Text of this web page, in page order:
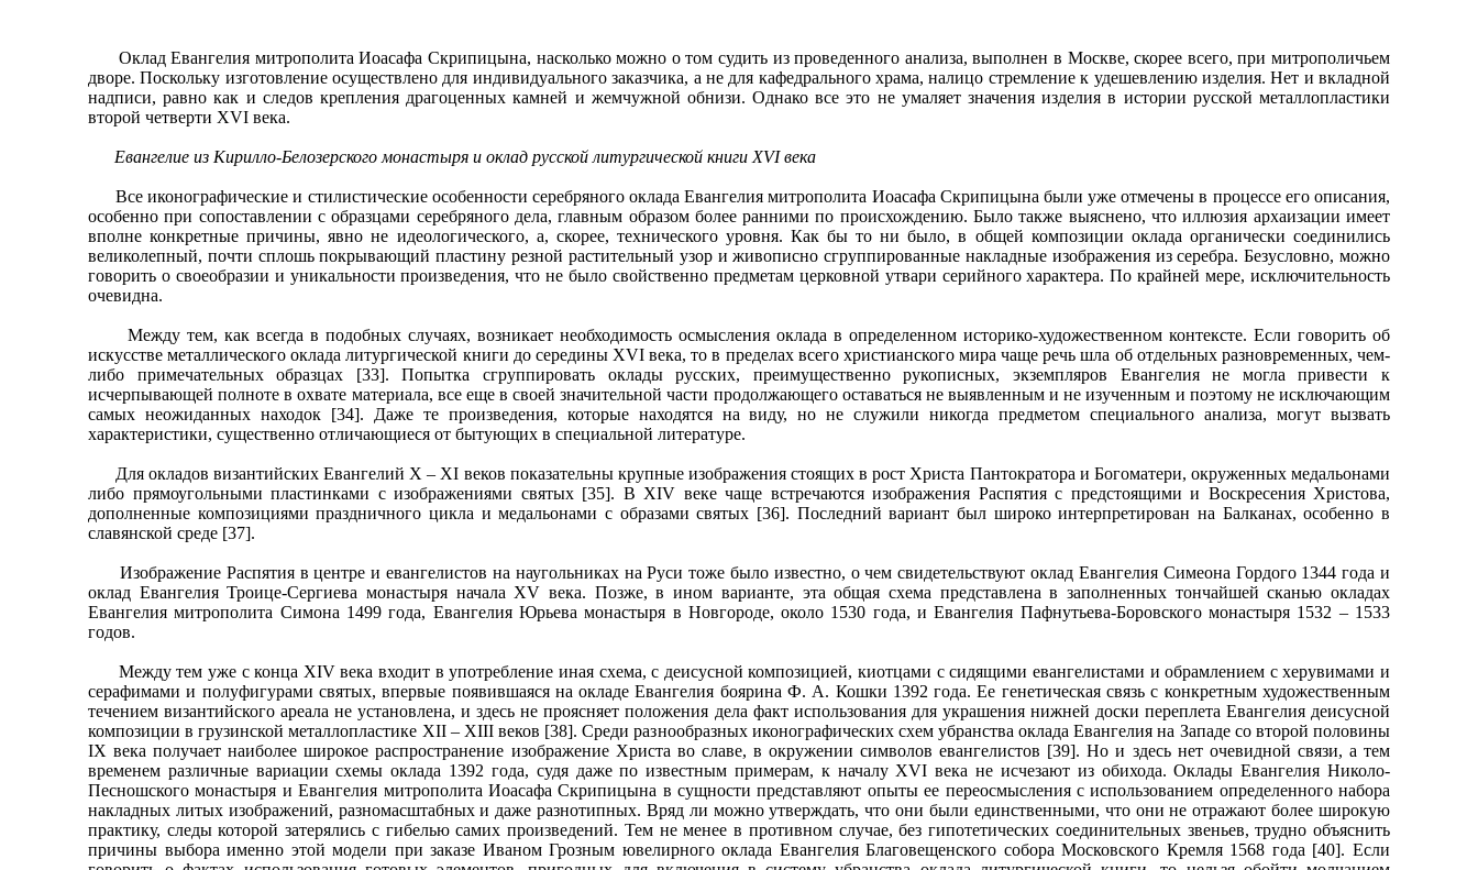
Оклад Евангелия митрополита Иоасафа Скрипицына, насколько можно о том судить из проведенного анализа, выполнен в Москве, скорее всего, при митрополичьем
дворе. Поскольку изготовление осуществлено для индивидуального заказчика, а не для кафедрального храма, налицо стремление к удешевлению изделия. Нет и вкладной
надписи, равно как и следов крепления драгоценных камней и жемчужной обнизи. Однако все это не умаляет значения изделия в истории русской металлопластики
второй четверти XVI века.
Евангелие из Кирилло-Белозерского монастыря и оклад русской литургической книги XVI века
Все иконографические и стилистические особенности серебряного оклада Евангелия митрополита Иоасафа Скрипицына были уже отмечены в процессе его описания,
особенно при сопоставлении с образцами серебряного дела, главным образом более ранними по происхождению. Было также выяснено, что иллюзия архаизации имеет
вполне конкретные причины, явно не идеологического, а, скорее, технического уровня. Как бы то ни было, в общей композиции оклада органически соединились
великолепный, почти сплошь покрывающий пластину резной растительный узор и живописно сгруппированные накладные изображения из серебра. Безусловно, можно
говорить о своеобразии и уникальности произведения, что не было свойственно предметам церковной утвари серийного характера. По крайней мере, исключительность
очевидна.
Между тем, как всегда в подобных случаях, возникает необходимость осмысления оклада в определенном историко-художественном контексте. Если говорить об
искусстве металлического оклада литургической книги до середины XVI века, то в пределах всего христианского мира чаще речь шла об отдельных разновременных, чем-
либо примечательных образцах [33]. Попытка сгруппировать оклады русских, преимущественно рукописных, экземпляров Евангелия не могла привести к
исчерпывающей полноте в охвате материала, все еще в своей значительной части продолжающего оставаться не выявленным и не изученным и поэтому не исключающим
самых неожиданных находок [34]. Даже те произведения, которые находятся на виду, но не служили никогда предметом специального анализа, могут вызвать
характеристики, существенно отличающиеся от бытующих в специальной литературе.
Для окладов византийских Евангелий X – XI веков показательны крупные изображения стоящих в рост Христа Пантократора и Богоматери, окруженных медальонами
либо прямоугольными пластинками с изображениями святых [35]. В XIV веке чаще встречаются изображения Распятия с предстоящими и Воскресения Христова,
дополненные композициями праздничного цикла и медальонами с образами святых [36]. Последний вариант был широко интерпретирован на Балканах, особенно в
славянской среде [37].
Изображение Распятия в центре и евангелистов на наугольниках на Руси тоже было известно, о чем свидетельствуют оклад Евангелия Симеона Гордого 1344 года и
оклад Евангелия Троице-Сергиева монастыря начала XV века. Позже, в ином варианте, эта общая схема представлена в заполненных тончайшей сканью окладах
Евангелия митрополита Симона 1499 года, Евангелия Юрьева монастыря в Новгороде, около 1530 года, и Евангелия Пафнутьева-Боровского монастыря 1532 – 1533
годов.
Между тем уже с конца XIV века входит в употребление иная схема, с деисусной композицией, киотцами с сидящими евангелистами и обрамлением с херувимами и
серафимами и полуфигурами святых, впервые появившаяся на окладе Евангелия боярина Ф. А. Кошки 1392 года. Ее генетическая связь с конкретным художественным
течением византийского ареала не установлена, и здесь не проясняет положения дела факт использования для украшения нижней доски переплета Евангелия деисусной
композиции в грузинской металлопластике XII – XIII веков [38]. Среди разнообразных иконографических схем убранства оклада Евангелия на Западе со второй половины
IX века получает наиболее широкое распространение изображение Христа во славе, в окружении символов евангелистов [39]. Но и здесь нет очевидной связи, а тем
временем различные вариации схемы оклада 1392 года, судя даже по известным примерам, к началу XVI века не исчезают из обихода. Оклады Евангелия Николо-
Песношского монастыря и Евангелия митрополита Иоасафа Скрипицына в сущности представляют опыты ее переосмысления с использованием определенного набора
накладных литых изображений, разномасштабных и даже разнотипных. Вряд ли можно утверждать, что они были единственными, что они не отражают более широкую
практику, следы которой затерялись с гибелью самих произведений. Тем не менее в противном случае, без гипотетических соединительных звеньев, трудно объяснить
причины выбора именно этой модели при заказе Иваном Грозным ювелирного оклада Евангелия Благовещенского собора Московского Кремля 1568 года [40]. Если